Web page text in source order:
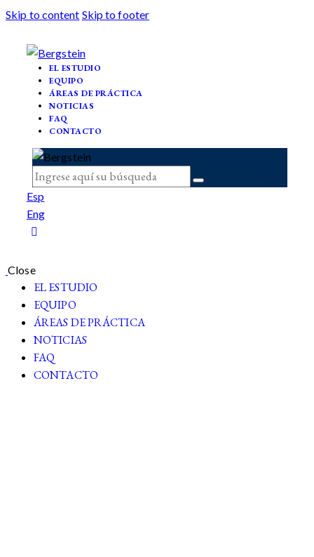
Skip to content Skip to footer
EL ESTUDIO
EQUIPO
ÁREAS DE PRÁCTICA
NOTICIAS
FAQ
CONTACTO
Esp
Eng
Close
EL ESTUDIO
EQUIPO
ÁREAS DE PRÁCTICA
NOTICIAS
FAQ
CONTACTO